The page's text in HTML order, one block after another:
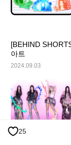
25
[BEHIND
아트
2024.09.03